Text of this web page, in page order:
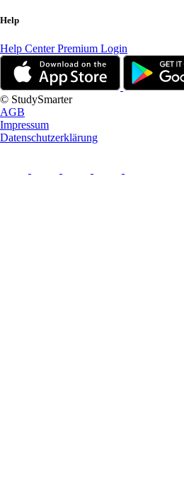
Help
Help CenterPremium Login
© StudySmarter
AGB
Impressum
Datenschutzerklärung